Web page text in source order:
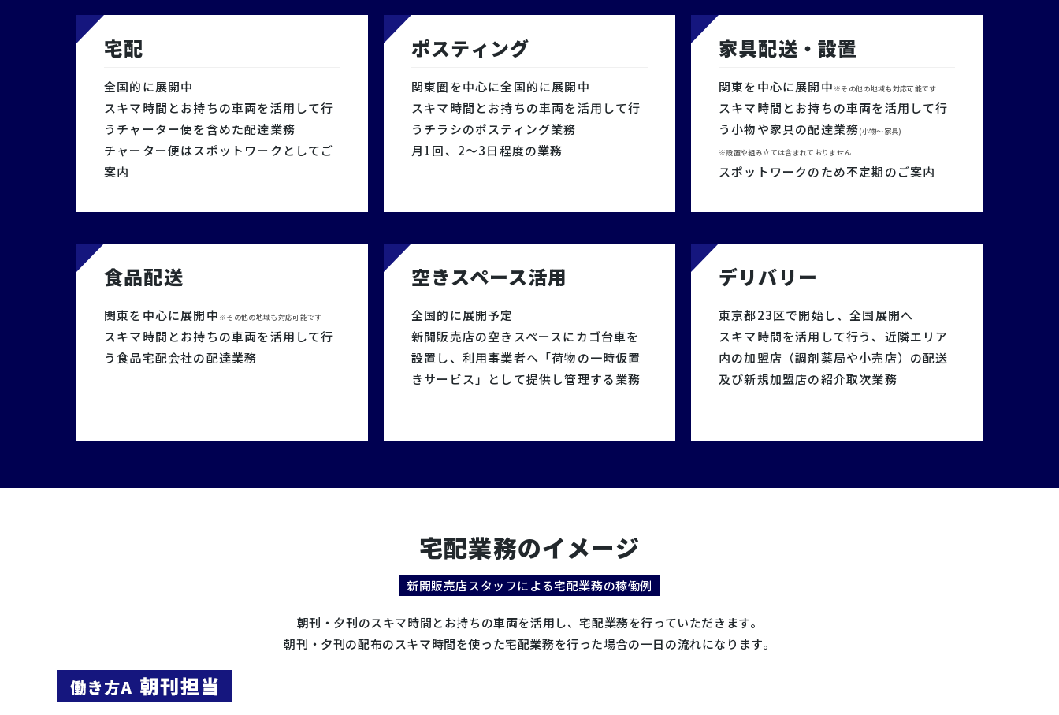
宅配
全国的に展開中
スキマ時間とお持ちの車両を活用して行
うチャーター便を含めた配達業務
チャーター便はスポットワークとしてご
案内
ポスティング
関東圏を中心に全国的に展開中
スキマ時間とお持ちの車両を活用して行
うチラシのポスティング業務
月1回、2～3日程度の業務
家具配送・設置
関東を中心に展開中 ※その他の地域も対応可能です
スキマ時間とお持ちの車両を活用して行
う小物や家具の配達業務(小物～家具)
※設置や組み立ては含まれておりません
スポットワークのため不定期のご案内
食品配送
関東を中心に展開中 ※その他の地域も対応可能です
スキマ時間とお持ちの車両を活用して行
う食品宅配会社の配達業務
空きスペース活用
全国的に展開予定
新聞販売店の空きスペースにカゴ台車を
設置し、利用事業者へ「荷物の一時仮置
きサービス」として提供し管理する業務
デリバリー
東京都23区で開始し、全国展開へ
スキマ時間を活用して行う、近隣エリア
内の加盟店（調剤薬局や小売店）の配送
及び新規加盟店の紹介取次業務
宅配業務のイメージ
新聞販売店スタッフによる宅配業務の稼働例
朝刊・夕刊のスキマ時間とお持ちの車両を活用し、宅配業務を行っていただきます。
朝刊・夕刊の配布のスキマ時間を使った宅配業務を行った場合の一日の流れになります。